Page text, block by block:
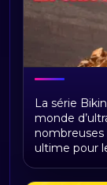
du
La série
monde
nombreuses
ultime pour